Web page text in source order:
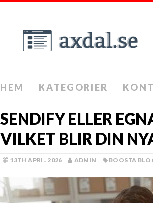
HEM KATEGORIER
SENDIFY ELLER
VILKET BLIR DIN
13TH APRIL 2026 ADMIN BOOSTA